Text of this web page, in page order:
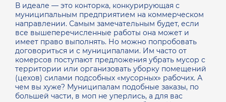
В идеале — это конторка, конкурирующая с
муниципальным предприятием на коммерческом
направлении. Самым замечательным будет, если
все вышеперечисленные работы она может и
имеет право выполнять. Но можно попробовать
договориться и с муниципалами. Им часто от
комерсов поступают предложения убрать мусор с
территории или организовать уборку помещений
(цехов) силами подсобных «мусорных» рабочих. А
чем вы хуже? Муниципалам подобные заказы, по
большей части, в моп не уперлись, а для вас